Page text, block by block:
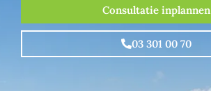
Consultatie inplannen
03 301 00 70